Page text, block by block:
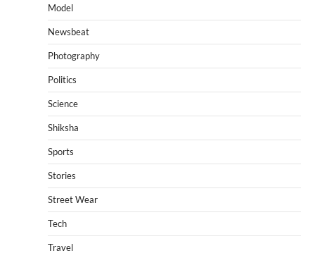
Model
Newsbeat
Photography
Politics
Science
Shiksha
Sports
Stories
Street Wear
Tech
Travel